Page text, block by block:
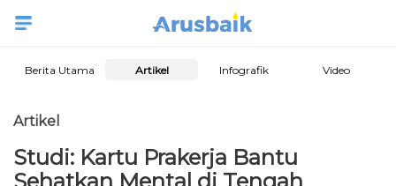
Berita Utama Artikel Infografik Video
Artikel
Studi: Kartu Prakerja Bantu